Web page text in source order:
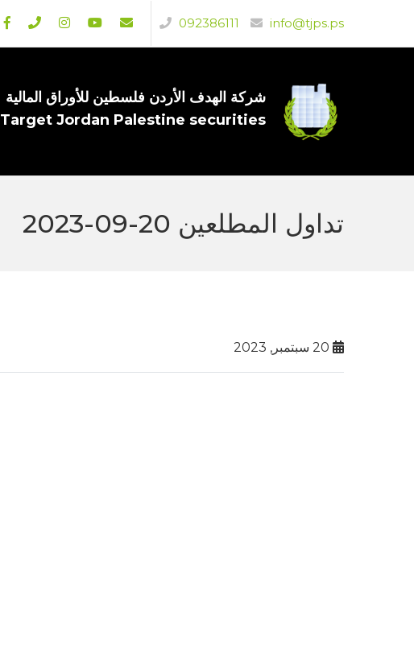
info@tjps.ps
092386111
شركة الهدف الأردن فلسطين للأوراق المالية
Target Jordan Palestine securities
تداول المطلعين 20-09-2023